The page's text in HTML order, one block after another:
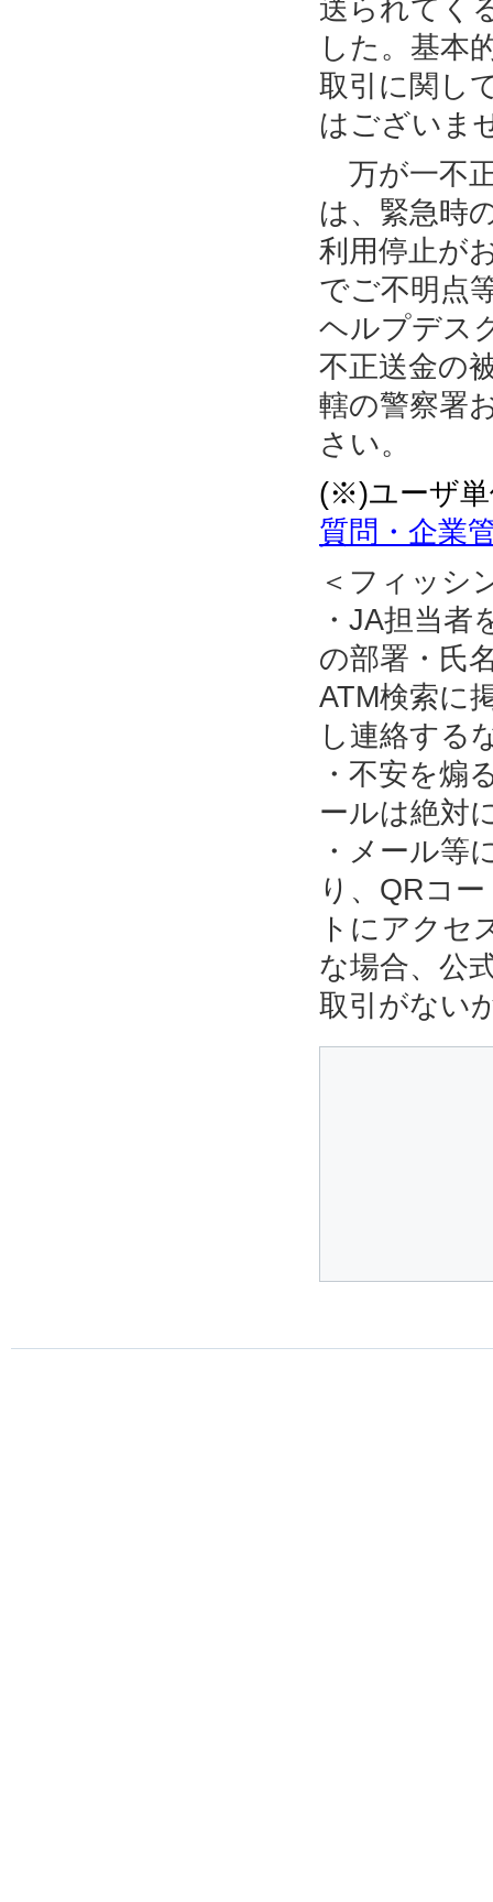
送られてく
した。基本
取引に関し
はございま
万が一不
は、緊急時
利用停止が
でご不明点
ヘルプデス
不正送金の
轄の警察署
さい。
(※)ユーザ単
質問・企業
＜フィッシ
・JA担当
の部署・氏
ATM検索に
し連絡する
・不安を煽
ールは絶対
・メール等
り、QRコ
トにアクセ
な場合、公
取引がない